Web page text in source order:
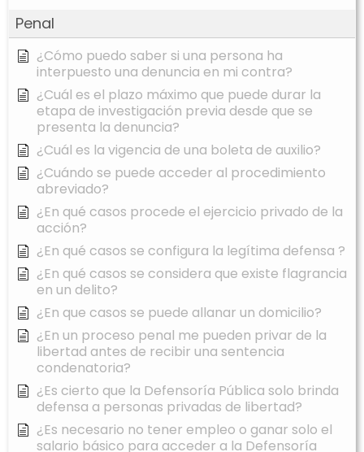
Penal
¿Cómo puedo saber si una persona ha
interpuesto una denuncia en mi contra?
¿Cuál es el plazo máximo que puede durar la
etapa de investigación previa desde que se
presenta la denuncia?
¿Cuál es la vigencia de una boleta de auxilio?
¿Cuándo se puede acceder al procedimiento
abreviado?
¿En qué casos procede el ejercicio privado de la
acción?
¿En qué casos se configura la legítima defensa ?
¿En qué casos se considera que existe flagrancia
en un delito?
¿En que casos se puede allanar un domicilio?
¿En un proceso penal me pueden privar de la
libertad antes de recibir una sentencia
condenatoria?
¿Es cierto que la Defensoría Pública solo brinda
defensa a personas privadas de libertad?
¿Es necesario no tener empleo o ganar solo el
salario básico para acceder a la Defensoría